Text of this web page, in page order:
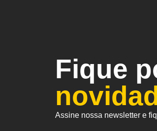
Fique
Assine nossa newsletter e